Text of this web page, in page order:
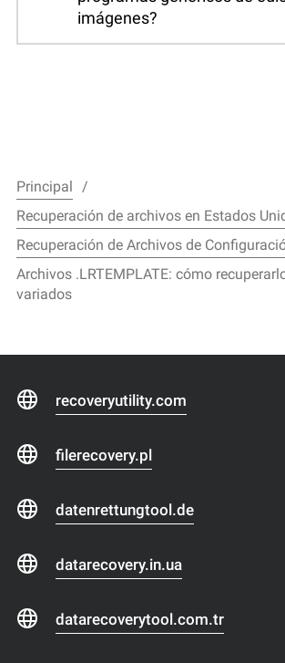
imágenes?
Principal
Recuperación de archivos en Estados
Recuperación de Archivos de
Archivos .LRTEMPLATE: cómo
variados
recoveryutility.com
filerecovery.pl
datenrettungtool.de
datarecovery.in.ua
datarecoverytool.com.tr